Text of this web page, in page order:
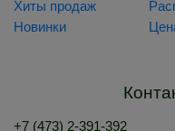
Хиты продаж
Новинки
+7 (473) 2-391-392